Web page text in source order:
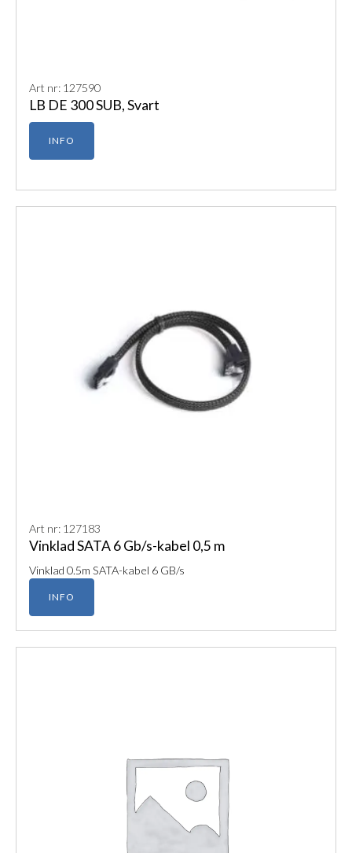
Art nr: 127590
LB DE 300 SUB, Svart
INFO
Art nr: 127183
Vinklad SATA 6 Gb/s-kabel 0,5 m
Vinklad 0.5m SATA-kabel 6 GB/s
INFO